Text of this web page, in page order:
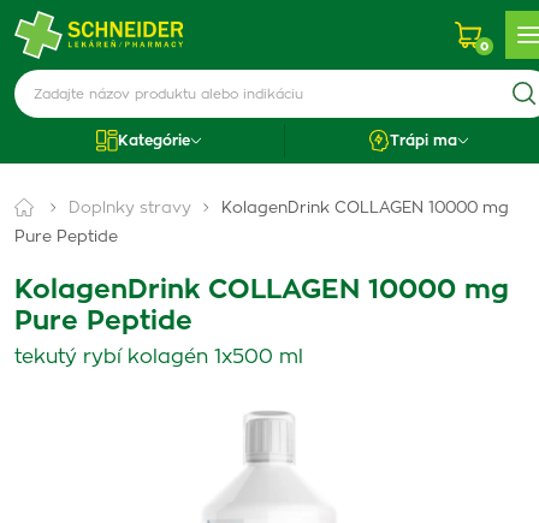
0
Kategórie Trápi ma
Doplnky stravy
KolagenDrink COLLAGEN 10000 mg
Pure Peptide
KolagenDrink COLLAGEN 10000 mg
Pure Peptide
tekutý rybí kolagén 1x500 ml